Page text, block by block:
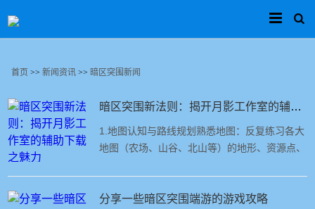
首页 >>新闻资讯 >> 暗区突围新闻
暗区突围新法则：揭开月影工作室的辅助下载之魅力
1.地图认知与路线规划熟悉地图：反复练习各大
地图（农场、山谷、北山等）的地形、资源点、
避免临时慌乱。灵活变通：根据局势及时调整路
分享一些暗区突围端游的游戏攻略